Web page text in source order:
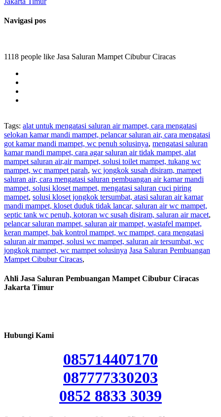
Navigasi pos
1118 people like Jasa Saluran Mampet Cibubur Ciracas
Tags: alat untuk mengatasi saluran air mampet, cara mengatasi
selokan kamar mandi mampet, pelancar saluran air, cara mengatasi
got kamar mandi mampet, wc penuh solusinya, mengatasi saluran
kamar mandi mampet, cara agar saluran air tidak mampet, alat
mampet saluran air,air mampet, solusi toilet mampet, tukang wc
mampet, wc mampet parah, wc jongkok susah disiram, mampet
saluran air, cara mengatasi saluran pembuangan air kamar mandi
mampet, solusi kloset mampet, mengatasi saluran cuci piring
mampet, solusi kloset jongkok tersumbat, atasi saluran air kamar
mandi mampet, kloset duduk tidak lancar, saluran air wc mampet,
septic tank wc penuh, kotoran wc susah disiram, saluran air macet,
pelancar saluran mampet, saluran air mampet, wastafel mampet,
keran mampet, bak kontrol mampet, wc mampet, cara mengatasi
saluran air mampet, solusi wc mampet, saluran air tersumbat, wc
jongkok mampet, wc mampet solusinya Jasa Saluran Pembuangan
Mampet Cibubur Ciracas,
Ahli Jasa Saluran Pembuangan Mampet Cibubur Ciracas
Jakarta Timur
Hubungi Kami
085714407170
087777330203
0852 8833 3039